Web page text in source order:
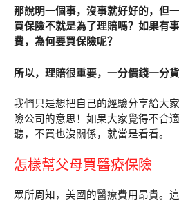
那說明一個事，沒事就好好的，但
買保險不就是為了理賠嗎？如果有
費，為何要買保險呢？
所以，理賠很重要，一分價錢一分
我們只是想把自己的經驗分享給大
險公司的意思！如果大家覺得不合
聽，不買也沒關係，就當是看看。
怎樣幫父母買醫療保險
眾所周知，美國的醫療費用昂貴。